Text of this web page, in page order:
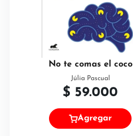
No te comas el coco
Júlia Pascual
$ 59.000
Agregar